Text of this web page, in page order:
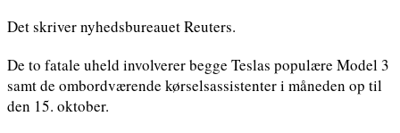
Det skriver nyhedsbureauet Reuters.
De to fatale uheld involverer begge Teslas populære Model 3
samt de ombordværende kørselsassistenter i måneden op til
den 15. oktober.